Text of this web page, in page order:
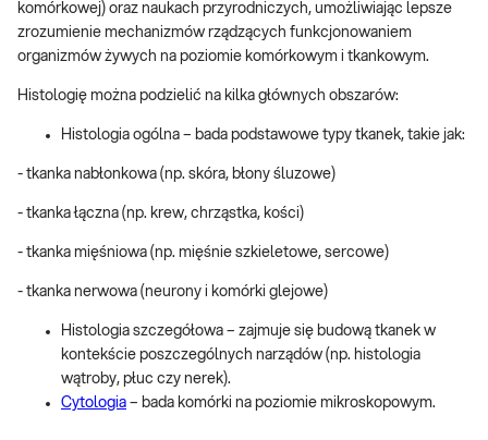
komórkowej) oraz naukach przyrodniczych, umożliwiając lepsze
zrozumienie mechanizmów rządzących funkcjonowaniem
organizmów żywych na poziomie komórkowym i tkankowym.
Histologię można podzielić na kilka głównych obszarów:
Histologia ogólna – bada podstawowe typy tkanek, takie jak:
- tkanka nabłonkowa (np. skóra, błony śluzowe)
- tkanka łączna (np. krew, chrząstka, kości)
- tkanka mięśniowa (np. mięśnie szkieletowe, sercowe)
- tkanka nerwowa (neurony i komórki glejowe)
Histologia szczegółowa – zajmuje się budową tkanek w
kontekście poszczególnych narządów (np. histologia
wątroby, płuc czy nerek).
Cytologia – bada komórki na poziomie mikroskopowym.